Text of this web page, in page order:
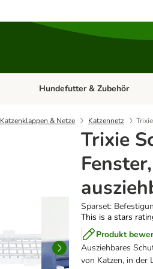
Kategorie-Menü öffnen:
Hundefutter & Zubehör
Katzenklappen & Netze Katzennetz
Trixie
Sparset:
This is a stars
Produkt
Ausziehbares
von Katzen, in der